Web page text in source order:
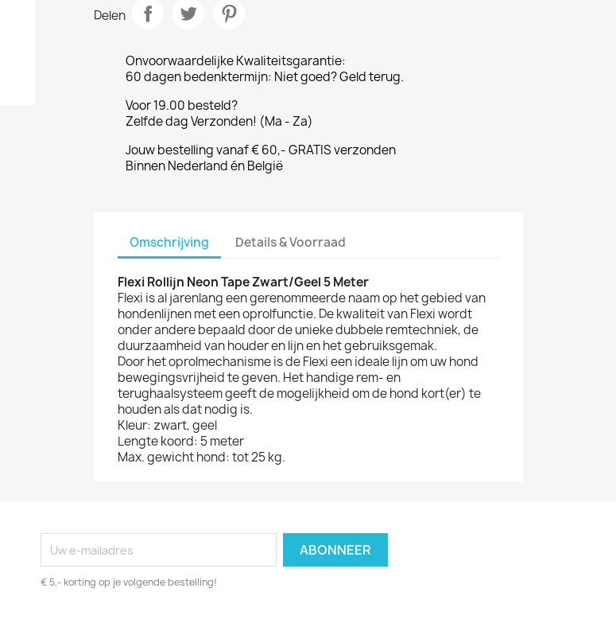
Delen
Onvoorwaardelijke Kwaliteitsgarantie:
60 dagen bedenktermijn: Niet goed? Geld terug.
Voor 19.00 besteld?
Zelfde dag Verzonden! (Ma - Za)
Jouw bestelling vanaf € 60,- GRATIS verzonden
Binnen Nederland én België
Omschrijving Details & Voorraad
Flexi Rollijn Neon Tape Zwart/Geel 5 Meter
Flexi is al jarenlang een gerenommeerde naam op het gebied van
hondenlijnen met een oprolfunctie. De kwaliteit van Flexi wordt
onder andere bepaald door de unieke dubbele remtechniek, de
duurzaamheid van houder en lijn en het gebruiksgemak.
Door het oprolmechanisme is de Flexi een ideale lijn om uw hond
bewegingsvrijheid te geven. Het handige rem- en
terughaalsysteem geeft de mogelijkheid om de hond kort(er) te
houden als dat nodig is.
Kleur: zwart, geel
Lengte koord: 5 meter
Max. gewicht hond: tot 25 kg.
€ 5,- korting op je volgende bestelling!